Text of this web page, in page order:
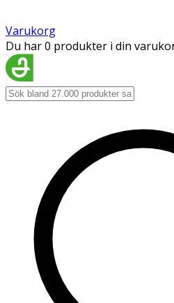
Varukorg
Du har 0 produkter i din